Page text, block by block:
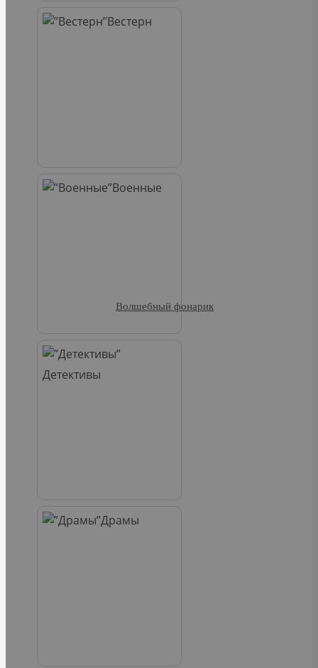
Вестерн
Военные
Детективы
Драмы
Волшебный фонарик